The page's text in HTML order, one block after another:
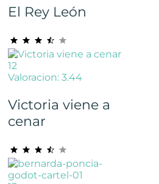
El Rey León
12
Valoracion: 3.44
Victoria viene a
cenar